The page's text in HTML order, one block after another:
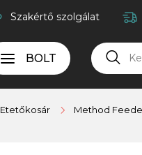
Szakértő szolgálat
BOLT
Etetőkosár Method